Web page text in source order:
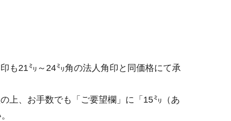
も21㍉～24㍉角の法人角印と同価格にて承
上、お手数でも「ご要望欄」に「15㍉（あ